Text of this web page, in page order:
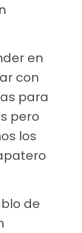
en
con
para
pero
los
de